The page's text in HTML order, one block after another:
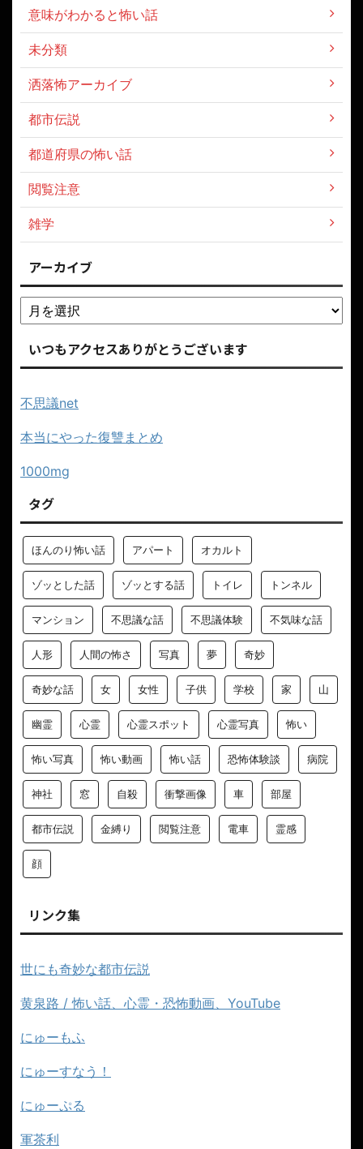
意味がわかると怖い話
未分類
洒落怖アーカイブ
都市伝説
都道府県の怖い話
閲覧注意
雑学
アーカイブ
いつもアクセスありがとうございます
不思議net
本当にやった復讐まとめ
1000mg
タグ
ほんのり怖い話 アパート オカルト
ゾッとした話 ゾッとする話 トイレ トンネル
マンション 不思議な話 不思議体験 不気味な話
人形 人間の怖さ 写真 夢 奇妙
奇妙な話 女 女性 子供 学校 家 山
幽霊 心霊 心霊スポット 心霊写真 怖い
怖い写真 怖い動画 怖い話 恐怖体験談 病院
神社 窓 自殺 衝撃画像 車 部屋
都市伝説 金縛り 閲覧注意 電車 霊感
顔
リンク集
世にも奇妙な都市伝説
黄泉路 / 怖い話、心霊・恐怖動画、YouTube
にゅーもふ
にゅーすなう！
にゅーぷる
軍茶利